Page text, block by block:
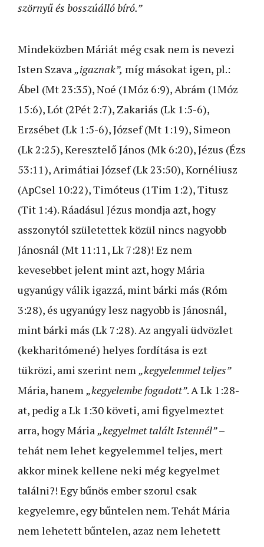
szörnyű és bosszúálló bíró.”
Mindeközben Máriát még csak nem is nevezi
Isten Szava„igaznak”, míg másokat igen, pl.:
Ábel (Mt 23:35), Noé (1Móz 6:9), Abrám (1Móz
15:6), Lót (2Pét 2:7), Zakariás (Lk 1:5-6),
Erzsébet (Lk 1:5-6), József (Mt 1:19), Simeon
(Lk 2:25), Keresztelő János (Mk 6:20), Jézus (Ézs
53:11), Arimátiai József (Lk 23:50), Kornéliusz
(ApCsel 10:22), Timóteus (1Tim 1:2), Titusz
(Tit 1:4). Ráadásul Jézus mondja azt, hogy
asszonytól születettek közül nincs nagyobb
Jánosnál (Mt 11:11, Lk 7:28)! Ez nem
kevesebbet jelent mint azt, hogy Mária
ugyanúgy válik igazzá, mint bárki más (Róm
3:28), és ugyanúgy lesz nagyobb is Jánosnál,
mint bárki más (Lk 7:28). Az angyali üdvözlet
(kekharitómené) helyes fordítása is ezt
tükrözi, ami szerint nem„kegyelemmel teljes”
Mária, hanem„kegyelembe fogadott”. A Lk 1:28-
at, pedig a Lk 1:30 követi, ami figyelmeztet
arra, hogy Mária„kegyelmet talált Istennél”–
tehát nem lehet kegyelemmel teljes, mert
akkor minek kellene neki még kegyelmet
találni?! Egy bűnös ember szorul csak
kegyelemre, egy bűntelen nem. Tehát Mária
nem lehetett bűntelen, azaz nem lehetett